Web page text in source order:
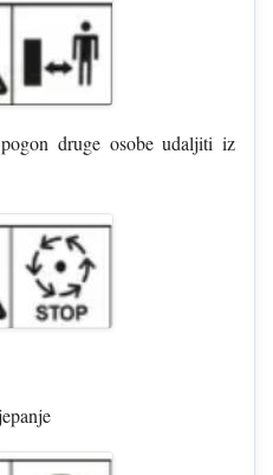
druge osobe udaljiti iz